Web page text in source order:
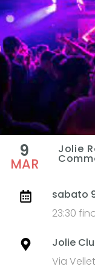
9
MAR
Jolie
sabato
23:30
Jolie
Via